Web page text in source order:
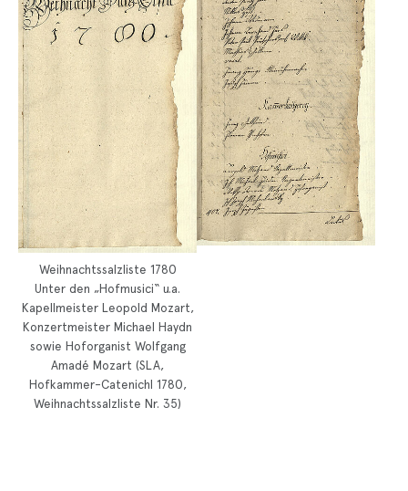
Weihnachtssalzliste 1780
Unter den „Hofmusici“ u.a.
Kapellmeister Leopold Mozart,
Konzertmeister Michael Haydn
sowie Hoforganist Wolfgang
Amadé Mozart (SLA,
Hofkammer-Catenichl 1780,
Weihnachtssalzliste Nr. 35)